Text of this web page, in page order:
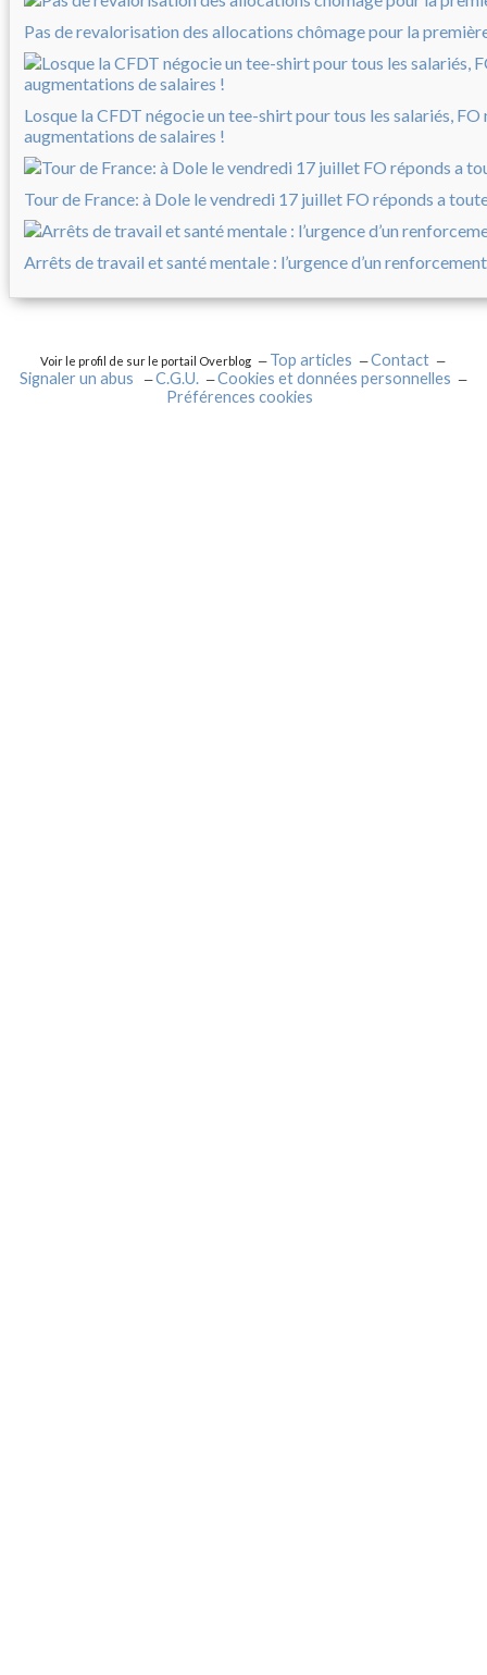
Pas de revalorisation des allocations chômage pour la
Losque la CFDT négocie un tee-shirt pour tous les salariés, FO
augmentations de salaires !
Tour de France: à Dole le vendredi 17 juillet FO réponds a
Arrêts de travail et santé mentale : l’urgence d’un
Voir le profil de sur le portail Overblog Top articles
Contact
Signaler un abus
C.G.U.
Cookies et données personnelles
Préférences cookies